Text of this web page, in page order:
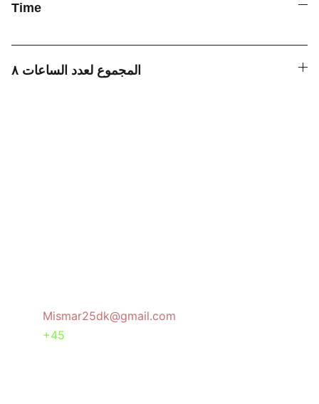
Time
المجموع لعدد الساعات ٨
Mismar25dk@gmail.com
+45